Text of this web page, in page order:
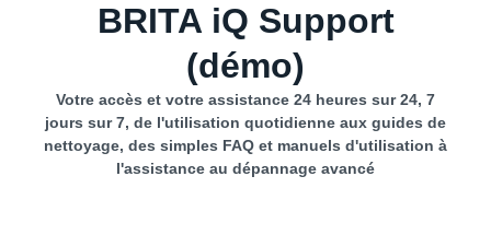
BRITA iQ Support
(démo)
Votre accès et votre assistance 24 heures sur 24, 7
jours sur 7, de l'utilisation quotidienne aux guides de
nettoyage, des simples FAQ et manuels d'utilisation à
l'assistance au dépannage avancé